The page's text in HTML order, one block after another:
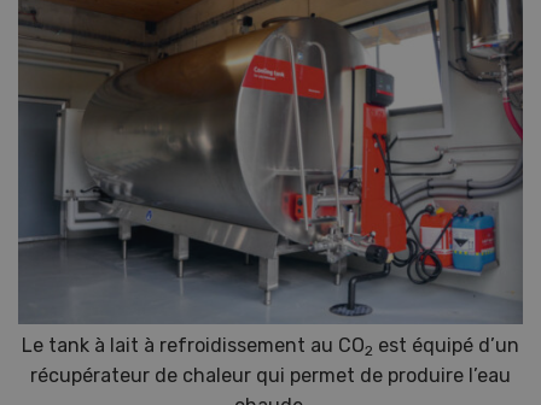
Le tank à lait à refroidissement au CO2 est équipé d’un
récupérateur de chaleur qui permet de produire l’eau